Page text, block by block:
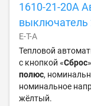
1610-21-20A
выключатель
E-T-A
Тепловой
с кнопкой «Сброс
полюс,
номинальное
жёлтый.